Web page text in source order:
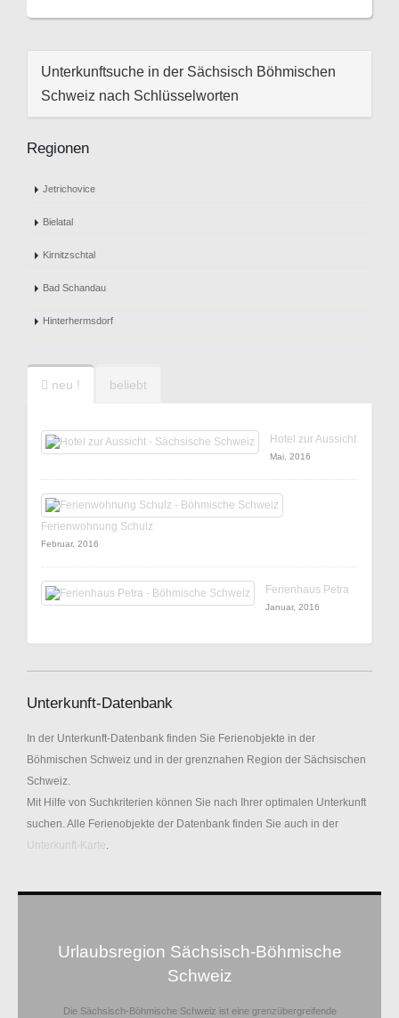
Unterkunftsuche in der Sächsisch Böhmischen
Schweiz nach Schlüsselworten
Regionen
Jetrichovice
Bielatal
Kirnitzschtal
Bad Schandau
Hinterhermsdorf
neu ! beliebt
Hotel zur Aussicht
Mai, 2016
Ferienwohnung Schulz
Februar, 2016
Ferienhaus Petra
Januar, 2016
Unterkunft-Datenbank
In der Unterkunft-Datenbank finden Sie Ferienobjekte in der
Böhmischen Schweiz und in der grenznahen Region der Sächsischen
Schweiz.
Mit Hilfe von Suchkriterien können Sie nach Ihrer optimalen Unterkunft
suchen. Alle Ferienobjekte der Datenbank finden Sie auch in der
Unterkunft-Karte.
Urlaubsregion Sächsisch-Böhmische
Schweiz
Die Sächsisch-Böhmische Schweiz ist eine grenzübergreifende